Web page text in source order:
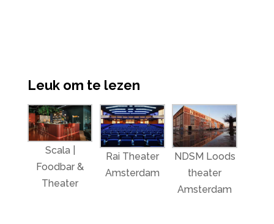
Leuk om te lezen
Scala |
Foodbar &
Theater
Rai Theater
Amsterdam
NDSM Loods
theater
Amsterdam